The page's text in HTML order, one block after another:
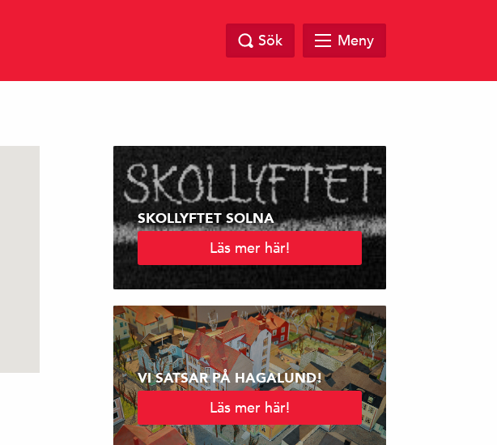
Sök Meny
SKOLLYFTET SOLNA
Läs mer här!
VI SATSAR PÅ HAGALUND!
Läs mer här!